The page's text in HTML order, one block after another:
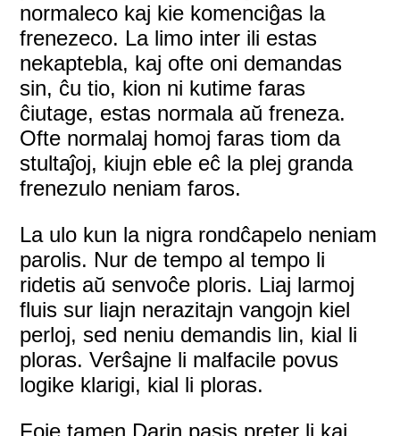
normaleco kaj kie komenciĝas la
frenezeco. La limo inter ili estas
nekaptebla, kaj ofte oni demandas
sin, ĉu tio, kion ni kutime faras
ĉiutage, estas normala aŭ freneza.
Ofte normalaj homoj faras tiom da
stultaĵoj, kiujn eble eĉ la plej granda
frenezulo neniam faros.
La ulo kun la nigra rondĉapelo neniam
parolis. Nur de tempo al tempo li
ridetis aŭ senvoĉe ploris. Liaj larmoj
fluis sur liajn nerazitajn vangojn kiel
perloj, sed neniu demandis lin, kial li
ploras. Verŝajne li malfacile povus
logike klarigi, kial li ploras.